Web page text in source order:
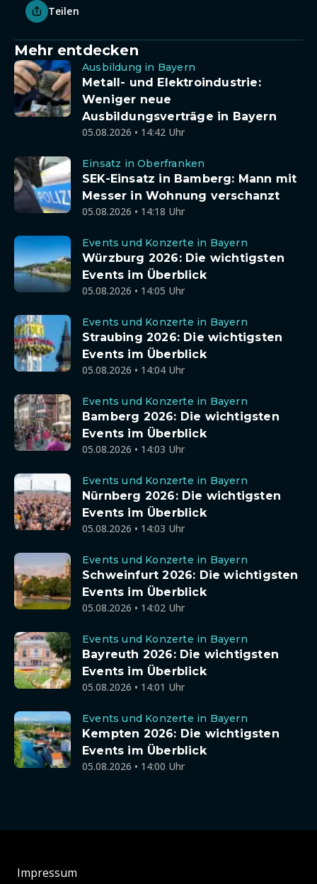
Teilen
Mehr entdecken
Ausbildung in Bayern
Metall- und Elektroindustrie:
Weniger neue
Ausbildungsverträge in Bayern
05.08.2026 • 14:42 Uhr
Einsatz in Oberfranken
SEK-Einsatz in Bamberg: Mann mit
Messer in Wohnung verschanzt
05.08.2026 • 14:18 Uhr
Events und Konzerte in Bayern
Würzburg 2026: Die wichtigsten
Events im Überblick
05.08.2026 • 14:05 Uhr
Events und Konzerte in Bayern
Straubing 2026: Die wichtigsten
Events im Überblick
05.08.2026 • 14:04 Uhr
Events und Konzerte in Bayern
Bamberg 2026: Die wichtigsten
Events im Überblick
05.08.2026 • 14:03 Uhr
Events und Konzerte in Bayern
Nürnberg 2026: Die wichtigsten
Events im Überblick
05.08.2026 • 14:03 Uhr
Events und Konzerte in Bayern
Schweinfurt 2026: Die wichtigsten
Events im Überblick
05.08.2026 • 14:02 Uhr
Events und Konzerte in Bayern
Bayreuth 2026: Die wichtigsten
Events im Überblick
05.08.2026 • 14:01 Uhr
Events und Konzerte in Bayern
Kempten 2026: Die wichtigsten
Events im Überblick
05.08.2026 • 14:00 Uhr
Impressum